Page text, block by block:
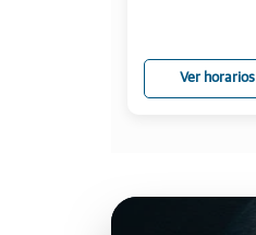
Ver horarios